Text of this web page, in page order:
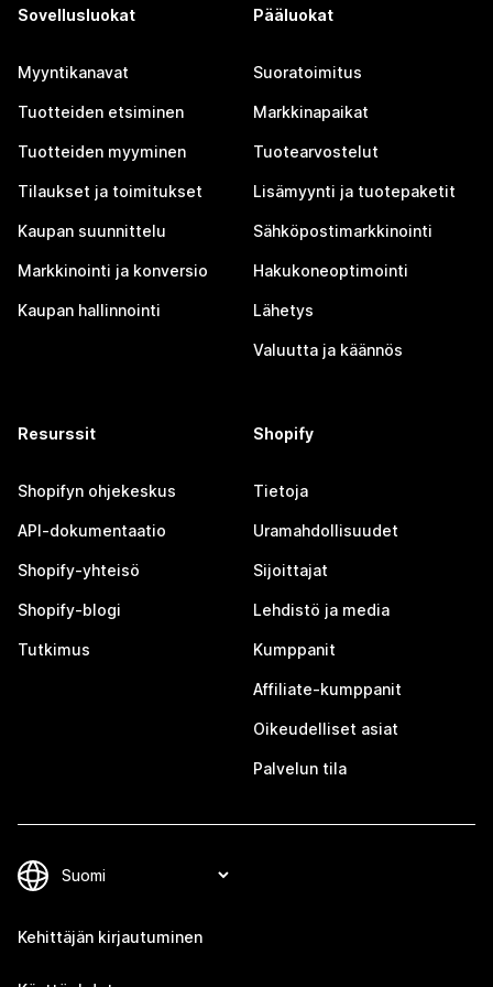
Sovellusluokat
Myyntikanavat
Tuotteiden etsiminen
Tuotteiden myyminen
Tilaukset ja toimitukset
Kaupan suunnittelu
Markkinointi ja konversio
Kaupan hallinnointi
Pääluokat
Suoratoimitus
Markkinapaikat
Tuotearvostelut
Lisämyynti ja tuotepaketit
Sähköpostimarkkinointi
Hakukoneoptimointi
Lähetys
Valuutta ja käännös
Resurssit
Shopifyn ohjekeskus
API-dokumentaatio
Shopify-yhteisö
Shopify-blogi
Tutkimus
Shopify
Tietoja
Uramahdollisuudet
Sijoittajat
Lehdistö ja media
Kumppanit
Affiliate-kumppanit
Oikeudelliset asiat
Palvelun tila
Kehittäjän kirjautuminen